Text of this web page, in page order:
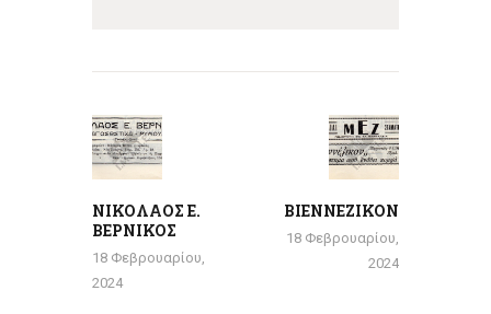
άρθρων
ΝΙΚΟΛΑΟΣ Ε.
ΒΕΡΝΙΚΟΣ
18 Φεβρουαρίου,
2024
ΒΙΕΝΝΕΖΙΚΟΝ
18 Φεβρουαρίου,
2024